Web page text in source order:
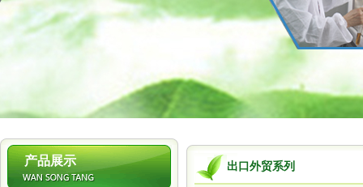
产品展示 出口外贸系列